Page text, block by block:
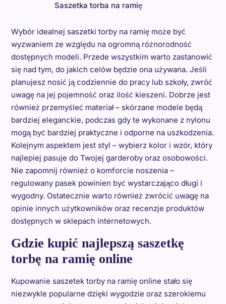
Saszetka torba na ramię
Wybór idealnej saszetki torby na ramię może być
wyzwaniem ze względu na ogromną różnorodność
dostępnych modeli. Przede wszystkim warto zastanowić
się nad tym, do jakich celów będzie ona używana. Jeśli
planujesz nosić ją codziennie do pracy lub szkoły, zwróć
uwagę na jej pojemność oraz ilość kieszeni. Dobrze jest
również przemyśleć materiał – skórzane modele będą
bardziej eleganckie, podczas gdy te wykonane z nylonu
mogą być bardziej praktyczne i odporne na uszkodzenia.
Kolejnym aspektem jest styl – wybierz kolor i wzór, który
najlepiej pasuje do Twojej garderoby oraz osobowości.
Nie zapomnij również o komforcie noszenia –
regulowany pasek powinien być wystarczająco długi i
wygodny. Ostatecznie warto również zwrócić uwagę na
opinie innych użytkowników oraz recenzje produktów
dostępnych w sklepach internetowych.
Gdzie kupić najlepszą saszetkę
torbę na ramię online
Kupowanie saszetek torby na ramię online stało się
niezwykle popularne dzięki wygodzie oraz szerokiemu